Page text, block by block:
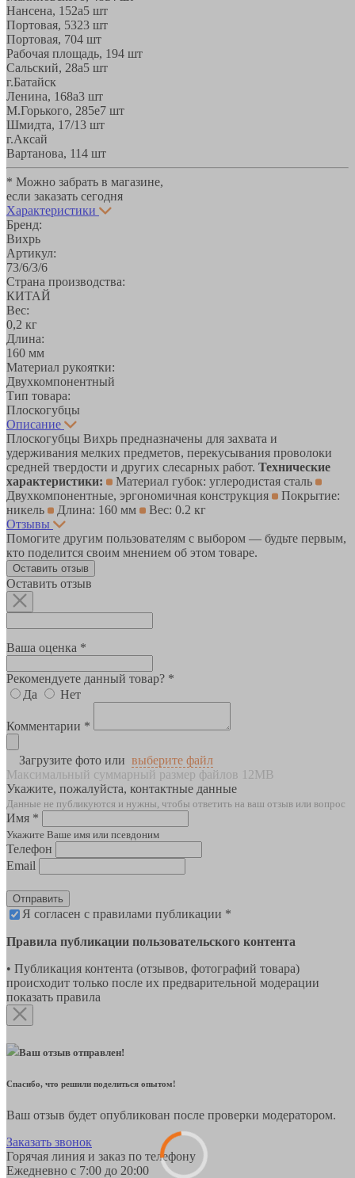
Нансена, 152а5 шт
Портовая, 5323 шт
Портовая, 704 шт
Рабочая площадь, 194 шт
Сальский, 28a5 шт
г.Батайск
Ленина, 168а3 шт
М.Горького, 285е7 шт
Шмидта, 17/13 шт
г.Аксай
Вартанова, 114 шт
* Можно забрать в магазине,
если заказать сегодня
Характеристики
Бренд:
Вихрь
Артикул:
73/6/3/6
Страна производства:
КИТАЙ
Вес:
0,2 кг
Длина:
160 мм
Материал рукоятки:
Двухкомпонентный
Тип товара:
Плоскогубцы
Описание
Плоскогубцы Вихрь предназначены для захвата и
удерживания мелких предметов, перекусывания проволоки
средней твердости и других слесарных работ. Технические
характеристики:
Материал губок: углеродистая сталь
Двухкомпонентные, эргономичная конструкция
Покрытие:
никель
Длина: 160 мм
Вес: 0.2 кг
Отзывы
Помогите другим пользователям с выбором — будьте первым,
кто поделится своим мнением об этом товаре.
Оставить отзыв
Оставить отзыв
Ваша оценка *
Рекомендуете данный товар? *
Да
Нет
Комментарии *
Загрузите фото или выберите файл
Максимальный суммарный размер файлов 12MB
Укажите, пожалуйста, контактные данные
Данные не публикуются и нужны, чтобы ответить на ваш отзыв или вопрос
Имя *
Укажите Ваше имя или псевдоним
Телефон
Email
Отправить
Я согласен с правилами публикации *
Правила публикации пользовательского контента
• Публикация контента (отзывов, фотографий товара)
происходит только после их предварительной модерации
показать правила
Ваш отзыв отправлен!
Спасибо, что решили поделиться опытом!
Ваш отзыв будет опубликован после проверки модератором.
Заказать звонок
Горячая линия и заказ по телефону
Ежедневно с 7:00 до 20:00